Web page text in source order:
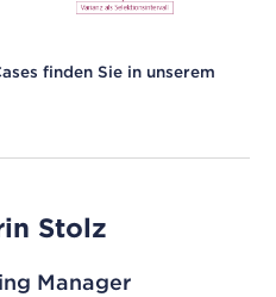
finden Sie in unserem
Stolz
Manager